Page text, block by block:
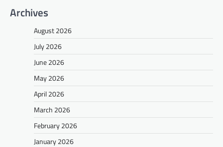
Archives
August 2026
July 2026
June 2026
May 2026
April 2026
March 2026
February 2026
January 2026